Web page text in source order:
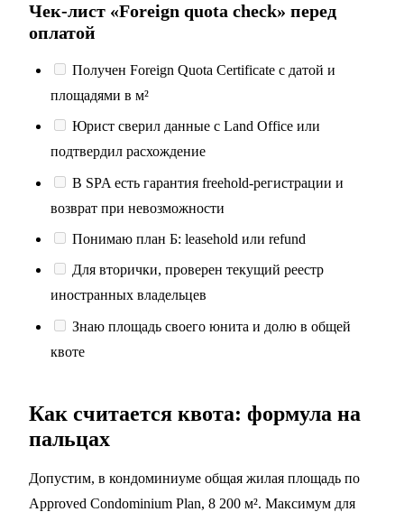
Чек-лист «Foreign quota check» перед
оплатой
Получен Foreign Quota Certificate с датой и
площадями в м²
Юрист сверил данные с Land Office или
подтвердил расхождение
В SPA есть гарантия freehold-регистрации и
возврат при невозможности
Понимаю план Б: leasehold или refund
Для вторички, проверен текущий реестр
иностранных владельцев
Знаю площадь своего юнита и долю в общей
квоте
Как считается квота: формула на
пальцах
Допустим, в кондоминиуме общая жилая площадь по
Approved Condominium Plan, 8 200 м². Максимум для